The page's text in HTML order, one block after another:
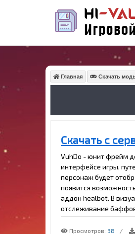
Главная Скачать
Скачать с
VuhDo - юнит фрейм
интерфейсе игры,
персонаж будет
появится
аддон healbot. В
отслеживание
Просмотров: 38